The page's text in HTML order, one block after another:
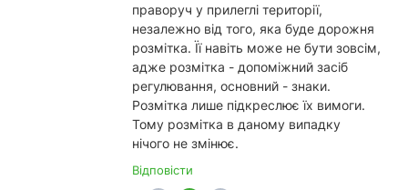
праворуч у прилеглі території,
незалежно від того, яка буде дорожня
розмітка. Її навіть може не бути зовсім,
адже розмітка - допоміжний засіб
регулювання, основний - знаки.
Розмітка лише підкреслює їх вимоги.
Тому розмітка в даному випадку
нічого не змінює.
Відповісти